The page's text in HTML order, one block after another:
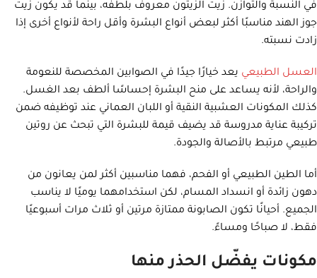
في النسبة والتوازن. زيت الزيتون معروف بلطفه، بينما قد يكون زيت
جوز الهند مناسبًا أكثر لبعض أنواع البشرة وأقل راحة لأنواع أخرى إذا
زادت نسبته.
العسل الطبيعي يعد خيارًا جيدًا في الصوابين المخصصة للنعومة
والراحة، لأنه يساعد على منح البشرة إحساسًا ألطف بعد الغسل.
كذلك المكونات العشبية النقية أو اللبان العماني عند توظيفه ضمن
تركيبة عناية مدروسة قد يضيف قيمة للبشرة التي تبحث عن روتين
طبيعي مرتبط بالأصالة والجودة.
أما الطين الطبيعي أو الفحم، فهما مناسبين أكثر لمن يعانون من
دهون زائدة أو انسداد المسام، لكن استخدامهما يوميًا لا يناسب
الجميع. أحيانًا تكون الصابونة ممتازة مرتين أو ثلاث مرات أسبوعيًا
فقط، لا صباحًا ومساءً.
مكونات يفضّل الحذر منها